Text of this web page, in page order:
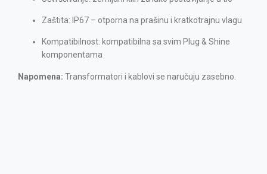
Zaštita: IP67 – otporna na prašinu i kratkotrajnu vlagu
Kompatibilnost: kompatibilna sa svim Plug & Shine
komponentama
Napomena: Transformatori i kablovi se naručuju zasebno.